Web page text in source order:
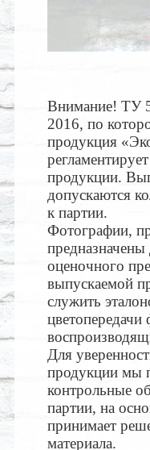
Внимание! ТУ
2016, по
продукция
продукции.
допускаются
к партии.
Фотографии,
предназначены
оценочного
выпускаемой
служить
Для
продукции мы
контрольные
партии, на
принимает
материала.